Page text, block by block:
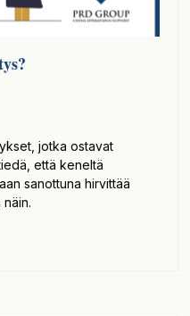
jotka ostavat
että keneltä
sanottuna hirvittää